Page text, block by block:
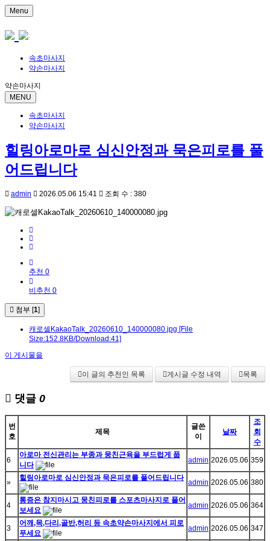
Menu
속초마사지
약손마사지
약손마사지
MENU
속초마사지
약손마사지
힐링아로마로 심신안정과 묵은피로를 풀
어드립니다
admin 2026.05.06 15:41 조회 수 : 380
추천 0
비추천 0
첨부 [1]
캐로셀KakaoTalk_20260610_140000080.jpg [File
Size:152.8KB/Download:41]
이 게시물을
이 글의 추천인 목록 게시글 수정 내역 목록
댓글 0
번
호
제목
글쓴
이
날짜
조
회
수
6
아로마 전신관리는 부종과 뭉친근육을 부드럽게 풉
니다
admin 2026.05.06 359
»
힐링아로마로 심신안정과 묵은피로를 풀어드립니다
admin 2026.05.06 380
4
통증은 참지마시고 뭉친피로를 스포츠마사지로 풀어
보세요
admin 2026.05.06 364
3
어깨,목,다리,골반,허리 등 속초약손마사지에서 피로
푸세요
admin 2026.05.06 347